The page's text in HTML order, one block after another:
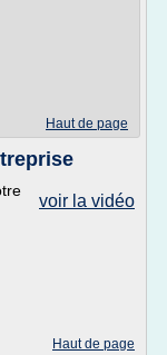
Haut de page
voir la vidéo
Haut de page